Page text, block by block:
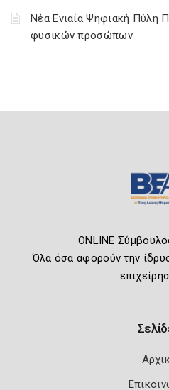
Νέα Ενιαία Ψηφιακή Πύλη
φυσικών προσώπων
ONLINE
Όλα όσα αφορούν την